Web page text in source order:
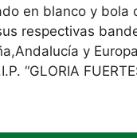
en blanco y bola
respectivas
y
“GLORIA